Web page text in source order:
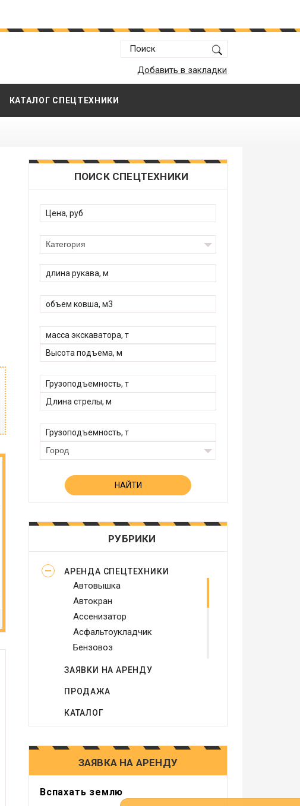
Добавить в закладки
КАТАЛОГ СПЕЦТЕХНИКИ
ПОИСК СПЕЦТЕХНИКИ
Категория
Город
РУБРИКИ
АРЕНДА СПЕЦТЕХНИКИ
Автовышка
Автокран
Ассенизатор
Асфальтоукладчик
Бензовоз
Виброплита
Генератор
Грейдер
ЗАЯВКИ НА АРЕНДУ
ПРОДАЖА
КАТАЛОГ
ЗАЯВКА НА АРЕНДУ
Вспахать землю